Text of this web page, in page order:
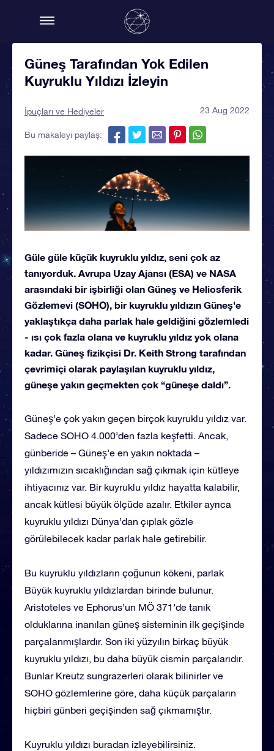
Güneş Tarafından Yok Edilen
Kuyruklu Yıldızı İzleyin
İpuçları ve Hediyeler 23 Aug 2022
Bu makaleyi paylaş:
Güle güle küçük kuyruklu yıldız, seni çok az
tanıyorduk. Avrupa Uzay Ajansı (ESA) ve NASA
arasındaki bir işbirliği olan Güneş ve Heliosferik
Gözlemevi (SOHO), bir kuyruklu yıldızın Güneş'e
yaklaştıkça daha parlak hale geldiğini gözlemledi
- ısı çok fazla olana ve kuyruklu yıldız yok olana
kadar. Güneş fizikçisi Dr. Keith Strong tarafından
çevrimiçi olarak paylaşılan kuyruklu yıldız,
güneşe yakın geçmekten çok “güneşe daldı”.
Güneş’e çok yakın geçen birçok kuyruklu yıldız var.
Sadece SOHO 4.000’den fazla keşfetti. Ancak,
günberide – Güneş’e en yakın noktada –
yıldızımızın sıcaklığından sağ çıkmak için kütleye
ihtiyacınız var. Bir kuyruklu yıldız hayatta kalabilir,
ancak kütlesi büyük ölçüde azalır. Etkiler ayrıca
kuyruklu yıldızı Dünya’dan çıplak gözle
görülebilecek kadar parlak hale getirebilir.
Bu kuyruklu yıldızların çoğunun kökeni, parlak
Büyük kuyruklu yıldızlardan birinde bulunur.
Aristoteles ve Ephorus’un MÖ 371’de tanık
olduklarına inanılan güneş sisteminin ilk geçişinde
parçalanmışlardır. Son iki yüzyılın birkaç büyük
kuyruklu yıldızı, bu daha büyük cismin parçalarıdır.
Bunlar Kreutz sungrazerleri olarak bilinirler ve
SOHO gözlemlerine göre, daha küçük parçaların
hiçbiri günberi geçişinden sağ çıkmamıştır.
Kuyruklu yıldızı buradan izleyebilirsiniz.